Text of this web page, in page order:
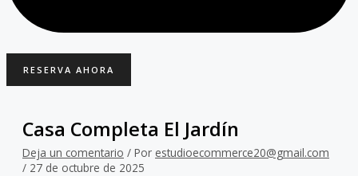
RESERVA AHORA
Casa Completa El Jardín
Deja un comentario / Por estudioecommerce20@gmail.com
/ 27 de octubre de 2025